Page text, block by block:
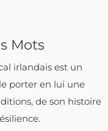
Mots
irlandais est un
porter en lui une
de son histoire